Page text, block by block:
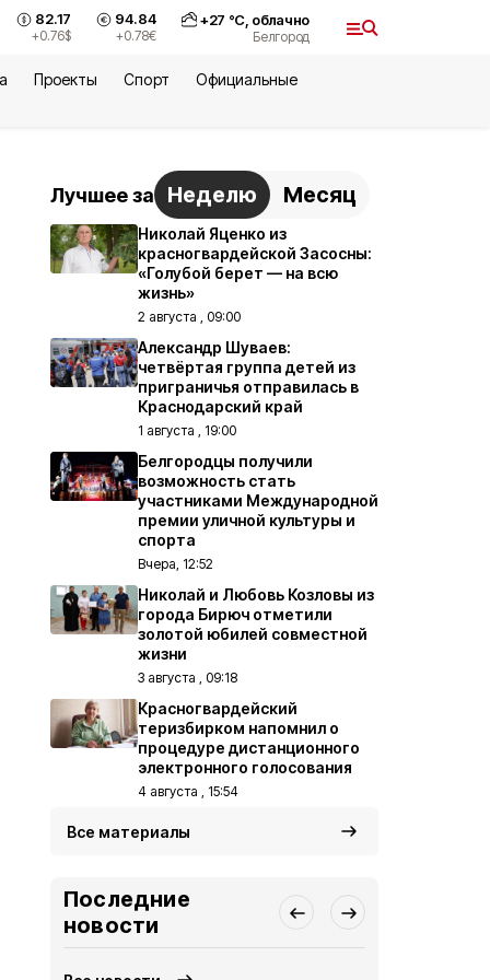
82.17
+0.76$
94.84
+0.78€
+27 °С, облачно
Белгород
Проекты Спорт
Официальные
Лучшее за Неделю Месяц
Николай Яценко из
красногвардейской Засосны:
«Голубой берет — на всю
жизнь»
2 августа , 09:00
Александр Шуваев:
четвёртая группа детей из
приграничья отправилась в
Краснодарский край
1 августа , 19:00
Белгородцы получили
возможность стать
участниками Международной
премии уличной культуры и
спорта
Вчера, 12:52
Николай и Любовь Козловы из
города Бирюч отметили
золотой юбилей совместной
жизни
3 августа , 09:18
Красногвардейский
теризбирком напомнил о
процедуре дистанционного
электронного голосования
4 августа , 15:54
Все материалы
Последние
новости